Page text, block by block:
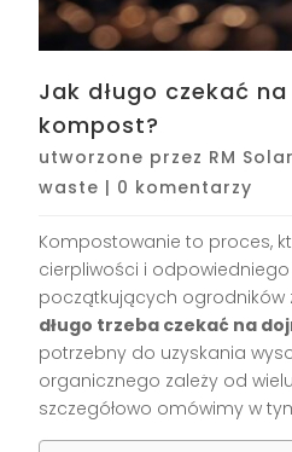
Jak długo czekać na
kompost?
utworzone przez RM Solar
waste | 0 komentarzy
Kompostowanie to proces,
cierpliwości i
początkujących ogrodników
długo trzeba czekać na
potrzebny do uzyskania
organicznego zależy od
szczegółowo omówimy w